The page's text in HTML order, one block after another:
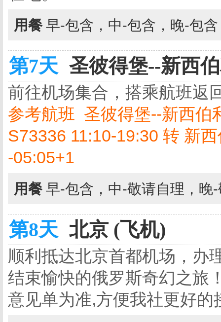
用餐 早-包含，中-包含，晚-包
第7天 圣彼得堡--新西
前往机场集合，搭乘航班返
参考航班 圣彼得堡--新西伯
S73336 11:10-19:30 转 新
-05:05+1
用餐 早-包含，中-敬请自理，晚
第8天 北京 (飞机)
顺利抵达北京首都机场，办
结束愉快的俄罗斯奇幻之旅
意见单为准,方便我社更好的